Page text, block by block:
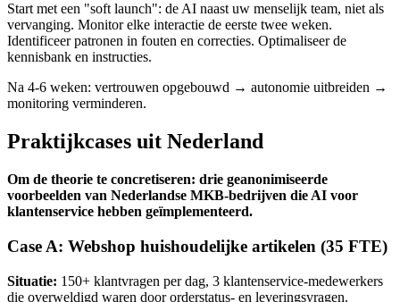
Start met een "soft launch": de AI naast uw menselijk team, niet als
vervanging. Monitor elke interactie de eerste twee weken.
Identificeer patronen in fouten en correcties. Optimaliseer de
kennisbank en instructies.
Na 4-6 weken: vertrouwen opgebouwd → autonomie uitbreiden →
monitoring verminderen.
Praktijkcases uit Nederland
Om de theorie te concretiseren: drie geanonimiseerde
voorbeelden van Nederlandse MKB-bedrijven die AI voor
klantenservice hebben geïmplementeerd.
Case A: Webshop huishoudelijke artikelen (35 FTE)
Situatie: 150+ klantvragen per dag, 3 klantenservice-medewerkers
die overweldigd waren door orderstatus- en leveringsvragen.